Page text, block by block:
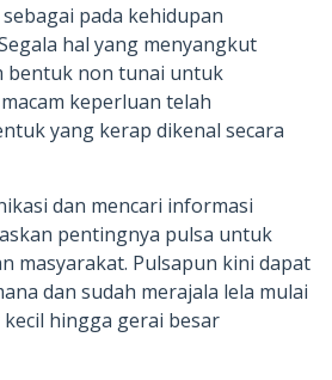
pada kehidupan
hal yang menyangkut
bentuk non tunai untuk
keperluan telah
yang kerap dikenal secara
dan mencari informasi
pentingnya pulsa untuk
masyarakat. Pulsapun kini dapat
dan sudah merajala lela mulai
hingga gerai besar